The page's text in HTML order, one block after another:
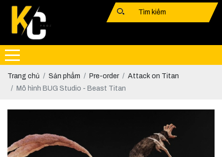
Trang chủ Sản phẩm Pre-order
Attack on Titan
Mô hình BUG Studio - Beast Titan